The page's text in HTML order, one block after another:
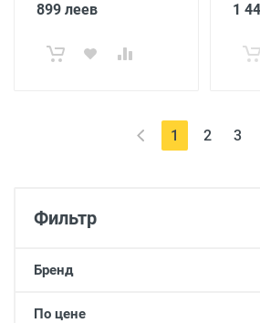
Фильтр
Бренд
По цене
899 леев 1
1 (current)
2 3